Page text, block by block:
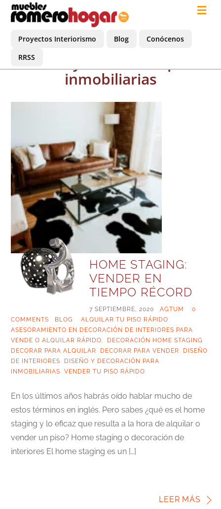
Proyectos Interiorismo Blog
Conócenos
RRSS
diseño y decoración para
inmobiliarias
HOME STAGING:
VENDER EN
TIEMPO RÉCORD
7 SEPTIEMBRE, 2020 AGTUM
0
COMMENTS
BLOG ALQUILAR TU PISO RÁPIDO
ASESORAMIENTO EN DECORACIÓN DE INTERIORES PARA
VENDE O ALQUILAR RÁPIDO.
DECORACIÓN HOME STAGING
DECORAR PARA ALQUILAR
DECORAR PARA VENDER
DISEÑO
DE INTERIORES
DISEÑO Y DECORACIÓN PARA
INMOBILIARIAS
,VENDER TU PISO RÁPIDO
En los últimos años habrás oído hablar mucho de
estos términos en inglés. Pero sabes ¿qué es el home
staging y lo eficaz que resulta a la hora de alquilar o
vender un piso? Home staging o decoración de
interiores El home staging es un […]
LEER MÁS